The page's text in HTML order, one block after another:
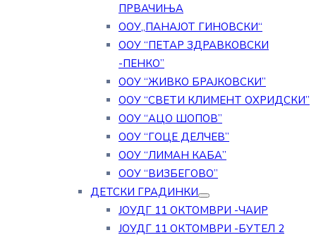
ПРВАЧИЊА
ООУ„ПАНАЈОТ ГИНОВСКИ“
ООУ “ПЕТАР ЗДРАВКОВСКИ
-ПЕНКО”
ООУ “ЖИВКО БРАЈКОВСКИ”
ООУ “СВЕТИ КЛИМЕНТ ОХРИДСКИ”
ООУ “АЦО ШОПОВ”
ООУ “ГОЦЕ ДЕЛЧЕВ”
ООУ “ЛИМАН КАБА”
ООУ “ВИЗБЕГОВО”
ДЕТСКИ ГРАДИНКИ
ЈОУДГ 11 ОКТОМВРИ -ЧАИР
ЈОУДГ 11 ОКТОМВРИ -БУТЕЛ 2